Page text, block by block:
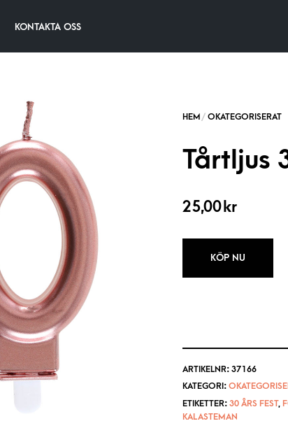
KONTAKTA OSS
Tårtljus
25,00 kr
KÖP NU
ARTIKELNR: 37166
KATEGORI:
ETIKETTER: 30 ÅRS FEST,
KALASTEMAN